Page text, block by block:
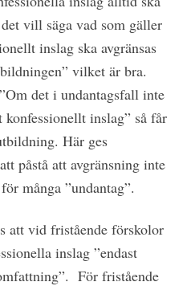
vill säga vad som gäller
inslag ska avgränsas
vilket är bra.
det i undantagsfall inte
inslag” så får
Här ges
påstå att avgränsning inte
många ”undantag”.
att vid fristående förskolor
inslag ”endast
För fristående